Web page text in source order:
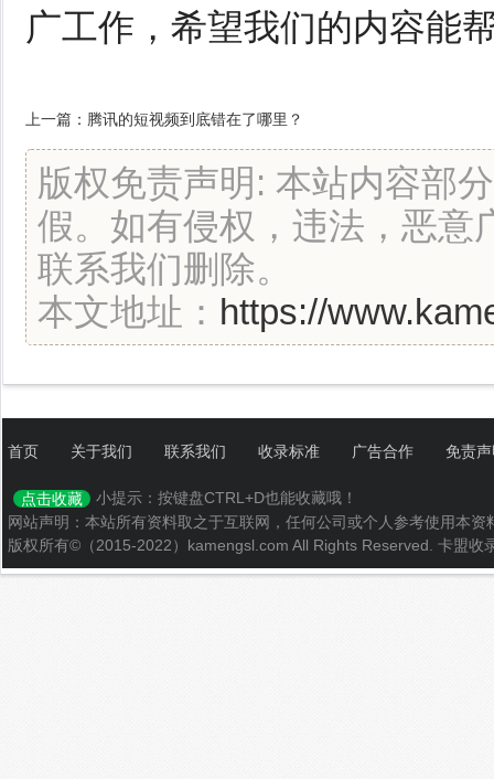
广工作，希望我们的内容能
上一篇： 腾讯的短视频到底错在了哪里？
版权免责声明: 本站内容部
假。如有侵权，违法，恶意
联系我们删除。
本文地址： https://
首页 关于我们 联系我们 收录标准 广告合作 免责
点击收藏
小提示：按键盘CTRL+D也能收藏哦！
网站声明：本站所有资料取之于互联网，任何公司或个人参考使用本
版权所有©（2015-2022）kamengsl.com All Rights Reserved. 卡盟收